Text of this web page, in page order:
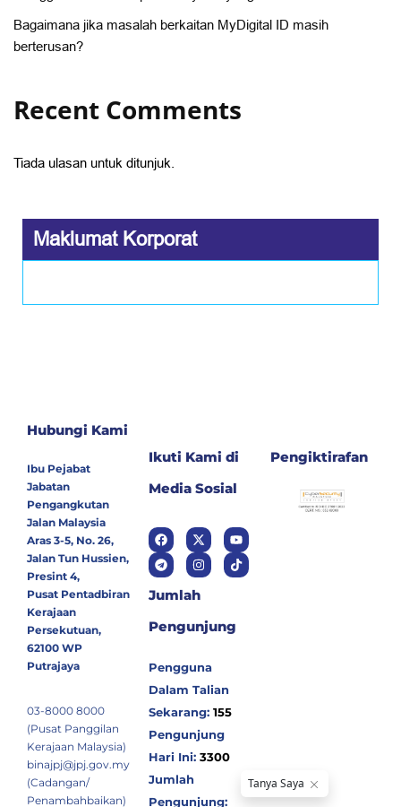
Bagaimana jika masalah berkaitan MyDigital ID masih
berterusan?
Recent Comments
Tiada ulasan untuk ditunjuk.
Maklumat Korporat
Hubungi Kami
Ibu Pejabat
Jabatan
Pengangkutan
Jalan Malaysia
Aras 3-5, No. 26,
Jalan Tun Hussien,
Presint 4,
Pusat Pentadbiran
Kerajaan
Persekutuan,
62100 WP
Putrajaya
03-8000 8000
(Pusat Panggilan
Kerajaan Malaysia)
binajpj@jpj.gov.my
(Cadangan/
Penambahbaikan)
Ikuti Kami di
Media Sosial
Jumlah
Pengunjung
Pengguna
Dalam Talian
Sekarang: 155
Pengunjung
Hari Ini: 3300
Jumlah
Pengunjung:
Pengiktirafan